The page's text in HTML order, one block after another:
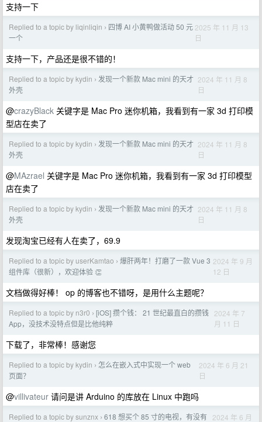
支持一下
Replied to a topic by liqinliqin › 四博 AI 小黄鸭做活动 50 元
一个
2025 年 11 月 13
日
支持一下，产品还是很不错的！
Replied to a topic by kydin › 发现一个新款 Mac mini 的天才
外壳
2024 年 11 月 8
日
@crazyBlack 关键字是 Mac Pro 迷你机箱，我看到有一家 3d 打印模
型店在卖了
Replied to a topic by kydin › 发现一个新款 Mac mini 的天才
外壳
2024 年 11 月 8
日
@MAzrael 关键字是 Mac Pro 迷你机箱，我看到有一家 3d 打印模型
店在卖了
Replied to a topic by kydin › 发现一个新款 Mac mini 的天才
外壳
2024 年 11 月 8
日
发现淘宝已经有人在卖了，69.9
Replied to a topic by userKamtao › 爆肝两年！打磨了一款 Vue 3
组件库（很新），欢迎体验 👏
2024 年 9 月
12 日
文档做得好棒！ op 的博客也不错呀，是用什么主题呢？
Replied to a topic by n3r0 › [iOS] 攒个钱： 21 世纪最直白的攒钱
App，没技术没特点但是比他纯粹
2024 年 7
月 11 日
下载了，非常棒！感谢您
Replied to a topic by kydin › 怎么在嵌入式中实现一个 web
页面？
2024 年 6 月 21
日
@villivateur 请问是讲 Arduino 的库放在 Linux 中跑吗
Replied to a topic by sunznx › 618 想买个 85 寸的电视，有没有 2024 年 6 月